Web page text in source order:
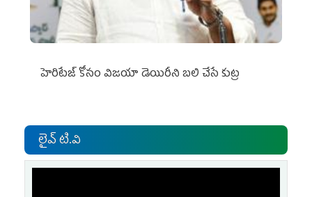
హెరిటేజ్ కోసం విజయా డెయిరీని బలి చేసే కుట్ర‌
లైవ్ టి.వి